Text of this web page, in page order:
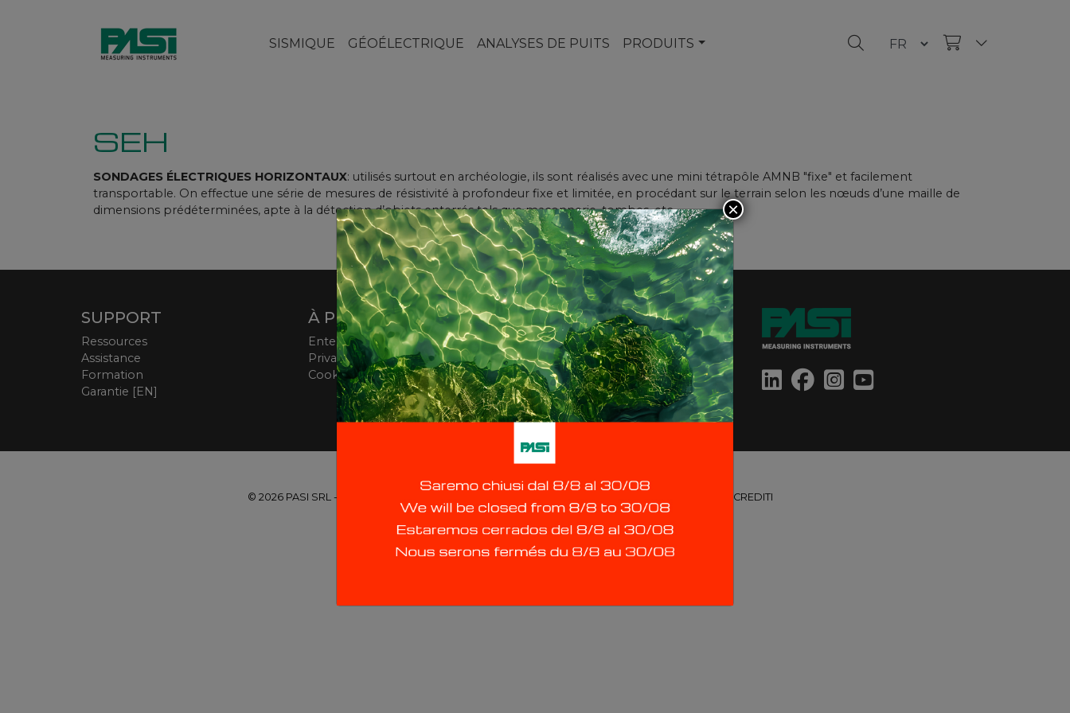
SISMIQUE GÉOÉLECTRIQUE ANALYSES DE PUITS PRODUITS
SEH
SONDAGES ÉLECTRIQUES HORIZONTAUX: utilisés surtout en archéologie, ils sont réalisés avec une mini tétrapôle AMNB "fixe" et facilement
transportable. On effectue une série de mesures de résistivité à profondeur fixe et limitée, en procédant sur le terrain selon les nœuds d’une maille de
dimensions prédéterminées, apte à la détection d’objets enterrés tels que maçonnerie, tombes, etc.
SUPPORT
Ressources
Assistance
Formation
Garantie [EN]
À PROPOS DE NOUS
Enterprise
Privacy policy [EN]
Cookie preferences
© 2026 PASI SRL - Via B. Galliari 5/E - 10125 Torino - P.Iva IT00737320010 - Tutti i diritti riservati CREDITI
×